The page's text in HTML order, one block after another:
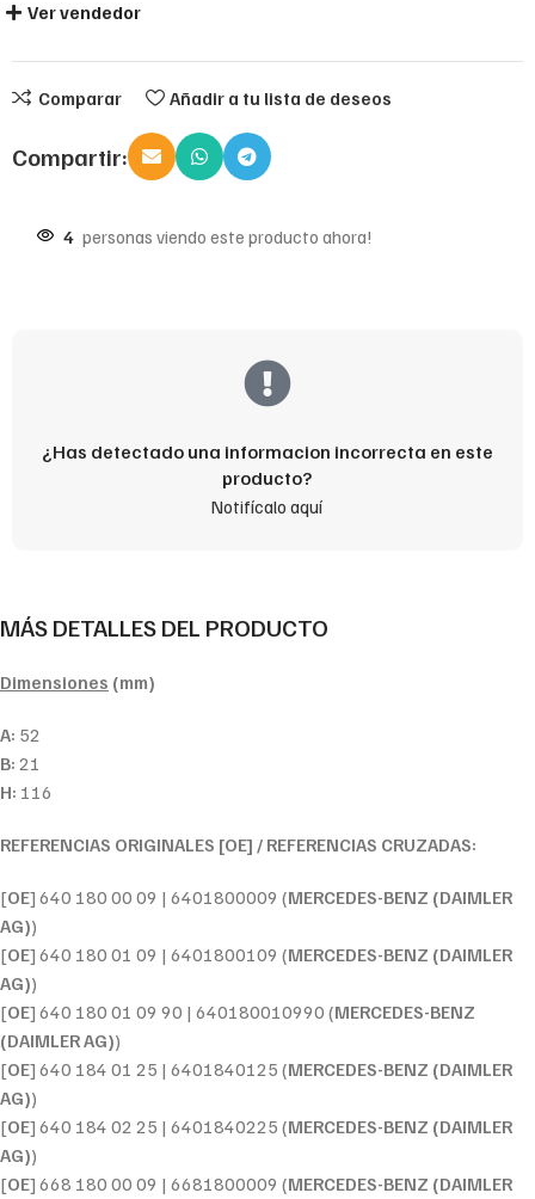
Ver vendedor
Comparar Añadir a tu lista de deseos
Compartir:
4 personas viendo este producto ahora!
¿Has detectado una informacion incorrecta en este
producto?
Notifícalo aquí
MÁS DETALLES DEL PRODUCTO
Dimensiones (mm)
A: 52
B: 21
H: 116
REFERENCIAS ORIGINALES [OE] / REFERENCIAS CRUZADAS:
[OE] 640 180 00 09 | 6401800009 (MERCEDES-BENZ (DAIMLER
AG))
[OE] 640 180 01 09 | 6401800109 (MERCEDES-BENZ (DAIMLER
AG))
[OE] 640 180 01 09 90 | 640180010990 (MERCEDES-BENZ
(DAIMLER AG))
[OE] 640 184 01 25 | 6401840125 (MERCEDES-BENZ (DAIMLER
AG))
[OE] 640 184 02 25 | 6401840225 (MERCEDES-BENZ (DAIMLER
AG))
[OE] 668 180 00 09 | 6681800009 (MERCEDES-BENZ (DAIMLER